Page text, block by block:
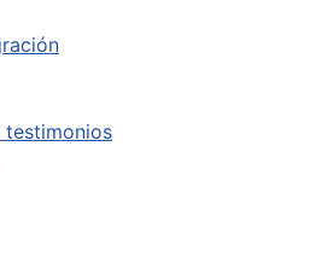
testimonios